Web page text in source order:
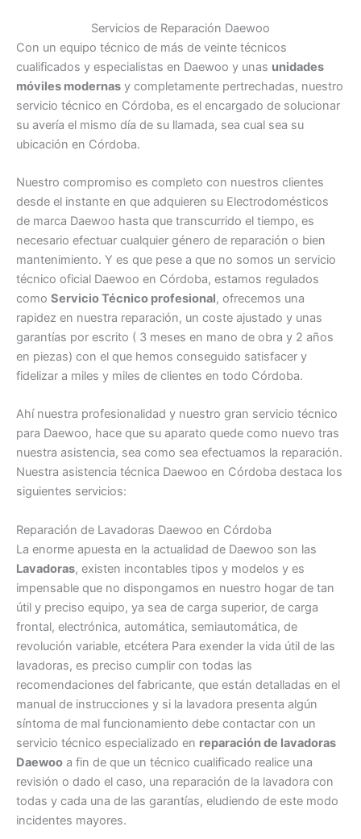
Servicios de Reparación Daewoo
Con un equipo técnico de más de veinte técnicos
cualificados y especialistas en Daewoo y unas unidades
móviles modernas y completamente pertrechadas, nuestro
servicio técnico en Córdoba, es el encargado de solucionar
su avería el mismo día de su llamada, sea cual sea su
ubicación en Córdoba.
Nuestro compromiso es completo con nuestros clientes
desde el instante en que adquieren su Electrodomésticos
de marca Daewoo hasta que transcurrido el tiempo, es
necesario efectuar cualquier género de reparación o bien
mantenimiento. Y es que pese a que no somos un servicio
técnico oficial Daewoo en Córdoba, estamos regulados
como Servicio Técnico profesional, ofrecemos una
rapidez en nuestra reparación, un coste ajustado y unas
garantías por escrito ( 3 meses en mano de obra y 2 años
en piezas) con el que hemos conseguido satisfacer y
fidelizar a miles y miles de clientes en todo Córdoba.
Ahí nuestra profesionalidad y nuestro gran servicio técnico
para Daewoo, hace que su aparato quede como nuevo tras
nuestra asistencia, sea como sea efectuamos la reparación.
Nuestra asistencia técnica Daewoo en Córdoba destaca los
siguientes servicios:
Reparación de Lavadoras Daewoo en Córdoba
La enorme apuesta en la actualidad de Daewoo son las
Lavadoras, existen incontables tipos y modelos y es
impensable que no dispongamos en nuestro hogar de tan
útil y preciso equipo, ya sea de carga superior, de carga
frontal, electrónica, automática, semiautomática, de
revolución variable, etcétera Para exender la vida útil de las
lavadoras, es preciso cumplir con todas las
recomendaciones del fabricante, que están detalladas en el
manual de instrucciones y si la lavadora presenta algún
síntoma de mal funcionamiento debe contactar con un
servicio técnico especializado en reparación de lavadoras
Daewoo a fin de que un técnico cualificado realice una
revisión o dado el caso, una reparación de la lavadora con
todas y cada una de las garantías, eludiendo de este modo
incidentes mayores.